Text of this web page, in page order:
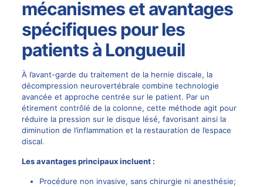
mécanismes et avantages
spécifiques pour les
patients à Longueuil
À l’avant-garde du traitement de la hernie discale, la
décompression neurovertébrale combine technologie
avancée et approche centrée sur le patient. Par un
étirement contrôlé de la colonne, cette méthode agit pour
réduire la pression sur le disque lésé, favorisant ainsi la
diminution de l’inflammation et la restauration de l’espace
discal.
Les avantages principaux incluent :
Procédure non invasive, sans chirurgie ni anesthésie;